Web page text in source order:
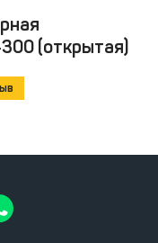
(открытая)